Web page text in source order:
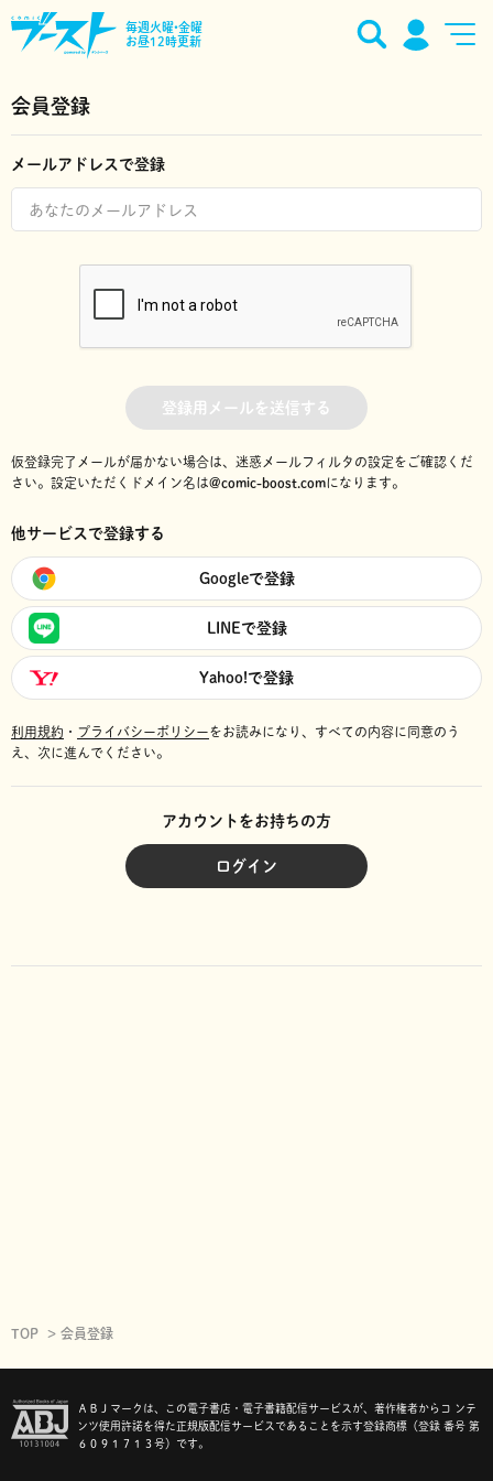
毎週火曜•金曜
お昼12時更新
会員登録
メールアドレスで登録
登録用メールを送信する
仮登録完了メールが届かない場合は、迷惑メールフィルタの設定をご確認くだ
さい。 設定いただくドメイン名は@comic-boost.comになります。
他サービスで登録する
Googleで登録
LINEで登録
Yahoo!で登録
利用規約 ・ プライバシーポリシーをお読みになり、 すべての内容に同意のう
え、次に進んでください。
アカウントをお持ちの方
ログイン
TOP 会員登録
ＡＢＪマークは、この電子書店・電子書籍配信サービスが、著作権者からコ ンテ
ンツ使用許諾を得た正規版配信サービスであることを示す登録商標（登録 番号 第
６０９１７１３号）です。